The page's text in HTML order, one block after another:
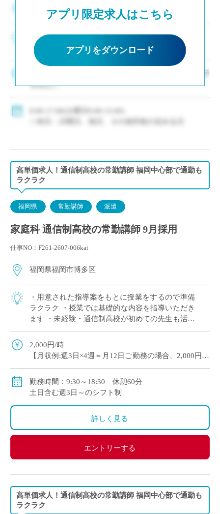
アプリ限定求人はこちら
アプリをダウンロード
大阪府大東市
新卒、未経験者からベテラン教員まで幅広く募集
中
220,000円/月～(新卒・未経験の場合の参考額、各種手
当含む)
◇賞与：有
◇手当：各種有
◇保険：私学共済、雇用保険、労災保険
高単価求人！通信制高校の常勤講師 福岡中心部で通勤も
ラクラク
福岡県 常勤講師 派遣
家庭科 通信制高校の常勤講師 9月採用
仕事NO：F261-2607-006kat
福岡県福岡市博多区
・用意された指導案をもとに授業をするので準備
ラクラク ・授業では基礎的な内容を指導いただき
ます ・未経験・通信制高校が初めての先生も活躍
できる現場です ・ICT設備が整っており、事務負
担を軽減できます ・生徒さんに丁寧に […]
2,000円/時
【月収例:週3日×4週＝月12日ご勤務の場合、2,000円×8
時間×12日＝192,000円】
【月収例:週5日×4週＝月20日ご勤務の場合、2,000円×8
時間×20日＝320,000円】
別途交通費・残業代支給
勤務時間：9:30～18:30 休憩60分
土日含む週3日～のシフト制
詳しく見る
エントリーする
高単価求人！通信制高校の常勤講師 福岡中心部で通勤も
ラクラク